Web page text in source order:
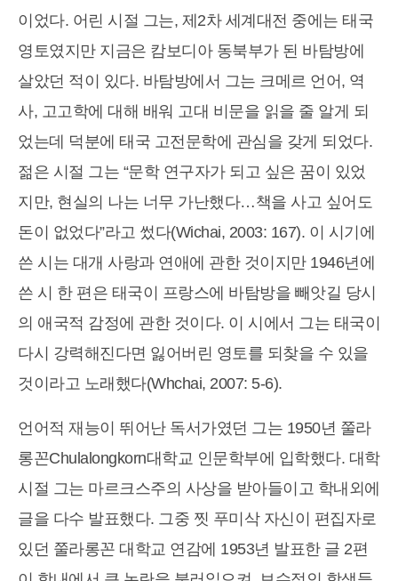
이었다. 어린 시절 그는, 제2차 세계대전 중에는 태국
영토였지만 지금은 캄보디아 동북부가 된 바탐방에
살았던 적이 있다. 바탐방에서 그는 크메르 언어, 역
사, 고고학에 대해 배워 고대 비문을 읽을 줄 알게 되
었는데 덕분에 태국 고전문학에 관심을 갖게 되었다.
젊은 시절 그는 “문학 연구자가 되고 싶은 꿈이 있었
지만, 현실의 나는 너무 가난했다…책을 사고 싶어도
돈이 없었다”라고 썼다(Wichai, 2003: 167). 이 시기에
쓴 시는 대개 사랑과 연애에 관한 것이지만 1946년에
쓴 시 한 편은 태국이 프랑스에 바탐방을 빼앗길 당시
의 애국적 감정에 관한 것이다. 이 시에서 그는 태국이
다시 강력해진다면 잃어버린 영토를 되찾을 수 있을
것이라고 노래했다(Whchai, 2007: 5-6).
언어적 재능이 뛰어난 독서가였던 그는 1950년 쭐라
롱꼰Chulalongkorn대학교 인문학부에 입학했다. 대학
시절 그는 마르크스주의 사상을 받아들이고 학내외에
글을 다수 발표했다. 그중 찟 푸미삭 자신이 편집자로
있던 쭐라롱꼰 대학교 연감에 1953년 발표한 글 2편